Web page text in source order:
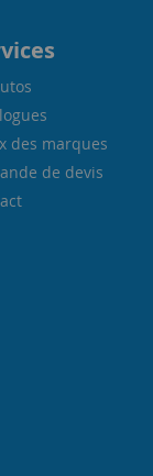
des marques
de devis